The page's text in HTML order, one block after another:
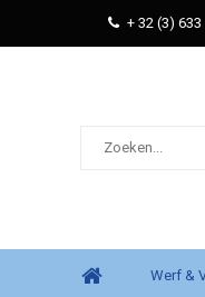
+ 32 (3) 633
Werf &